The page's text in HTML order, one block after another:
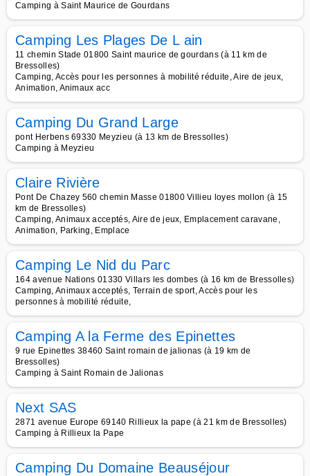
Camping à Saint Maurice de Gourdans
Camping Les Plages De L ain
11 chemin Stade 01800 Saint maurice de gourdans (à 11 km de
Bressolles)
Camping, Accès pour les personnes à mobilité réduite, Aire de jeux,
Animation, Animaux acc
Camping Du Grand Large
pont Herbens 69330 Meyzieu (à 13 km de Bressolles)
Camping à Meyzieu
Claire Rivière
Pont De Chazey 560 chemin Masse 01800 Villieu loyes mollon (à 15
km de Bressolles)
Camping, Animaux acceptés, Aire de jeux, Emplacement caravane,
Animation, Parking, Emplace
Camping Le Nid du Parc
164 avenue Nations 01330 Villars les dombes (à 16 km de Bressolles)
Camping, Animaux acceptés, Terrain de sport, Accès pour les
personnes à mobilité réduite,
Camping A la Ferme des Epinettes
9 rue Epinettes 38460 Saint romain de jalionas (à 19 km de
Bressolles)
Camping à Saint Romain de Jalionas
Next SAS
2871 avenue Europe 69140 Rillieux la pape (à 21 km de Bressolles)
Camping à Rillieux la Pape
Camping Du Domaine Beauséjour